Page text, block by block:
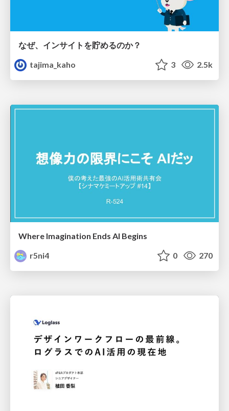
なぜ、インサイトを貯めるのか？
tajima_kaho
3 2.5k
Where Imagination Ends AI Begins
r5ni4
0 270